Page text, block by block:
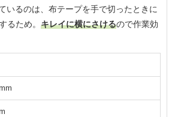
いるのは、布テープを手で切ったときに
るため。 キレイに横にさけるので作業効